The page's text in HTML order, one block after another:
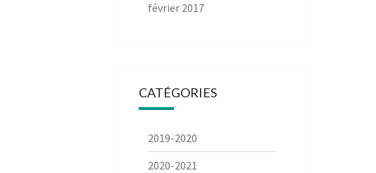
février 2017
CATÉGORIES
2019-2020
2020-2021